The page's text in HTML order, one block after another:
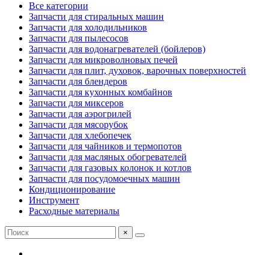
Все категории
Запчасти для стиральных машин
Запчасти для холодильников
Запчасти для пылесосов
Запчасти для водонагревателей (бойлеров)
Запчасти для микроволновых печей
Запчасти для плит, духовок, варочных поверхностей
Запчасти для блендеров
Запчасти для кухонных комбайнов
Запчасти для миксеров
Запчасти для аэрогрилей
Запчасти для мясорубок
Запчасти для хлебопечек
Запчасти для чайников и термопотов
Запчасти для масляных обогревателей
Запчасти для газовых колонок и котлов
Запчасти для посудомоечных машин
Кондиционирование
Инструмент
Расходные материалы
×